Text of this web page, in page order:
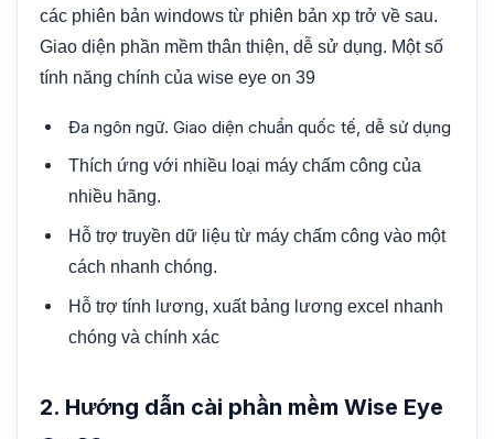
các phiên bản windows từ phiên bản xp trở về sau.
Giao diện phần mềm thân thiện, dễ sử dụng. Một số
tính năng chính của wise eye on 39
Đa ngôn ngữ. Giao diện chuẩn quốc tế, dễ sử dụng
Thích ứng với nhiều loại máy chấm công của
nhiều hãng.
Hỗ trợ truyền dữ liệu từ máy chấm công vào một
cách nhanh chóng.
Hỗ trợ tính lương, xuất bảng lương excel nhanh
chóng và chính xác
2. Hướng dẫn cài phần mềm Wise Eye